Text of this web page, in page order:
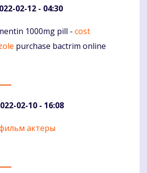
02-12 - 04:30
1000mg pill - cost
purchase bactrim online
02-10 - 16:08
актеры